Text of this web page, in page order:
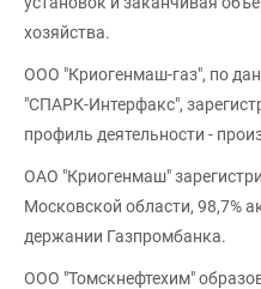
хозяйства.
ООО "Криогенмаш-газ", по
"СПАРК-Интерфакс",
профиль деятельности -
ОАО "Криогенмаш"
Московской области, 98,7%
держании Газпромбанка.
ООО "Томскнефтехим"